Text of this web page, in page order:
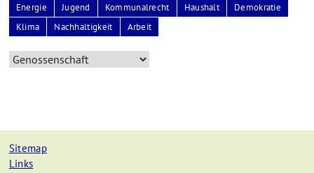
Energie
Jugend Kommunalrecht Haushalt
Demokratie
Klima
Nachhaltigkeit Arbeit
Sitemap
Links